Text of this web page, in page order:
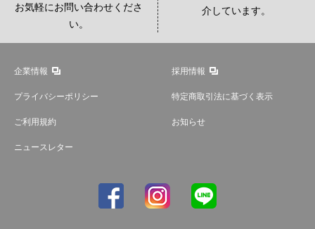
お気軽にお問い合わせくださ
い。
介しています。
企業情報 採用情報
プライバシーポリシー 特定商取引法に基づく表示
ご利用規約 お知らせ
ニュースレター